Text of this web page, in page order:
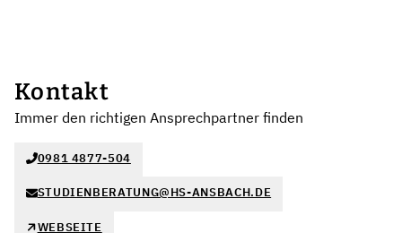
Kontakt
Immer den richtigen Ansprechpartner finden
0981 4877-504
STUDIENBERATUNG@HS-ANSBACH.DE
WEBSEITE